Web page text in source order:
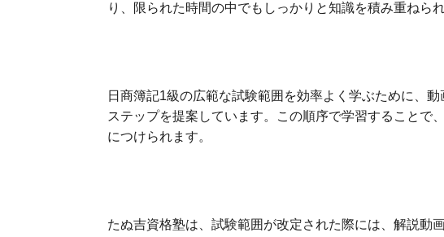
り、限られた時間の中でもしっかりと知識を積み重ねら
日商簿記1級の広範な試験範囲を効率よく学ぶために、
ステップを提案しています。この順序で学習することで
につけられます。
たぬ吉資格塾は、試験範囲が改定された際には、解説動